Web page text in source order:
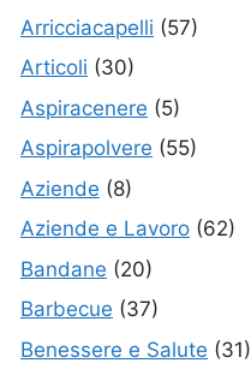
Arricciacapelli (57)
Articoli (30)
Aspiracenere (5)
Aspirapolvere (55)
Aziende (8)
Aziende e Lavoro (62)
Bandane (20)
Barbecue (37)
Benessere e Salute (31)